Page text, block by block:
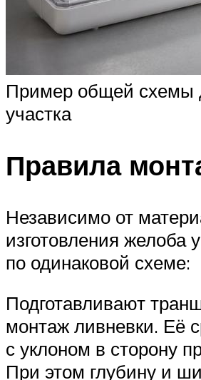
Пример общей схемы
участка
Правила
Независимо от
изготовления желоба
по одинаковой схеме:
Подготавливают
монтаж ливневки. Её
с уклоном в сторону
При этом глубину и